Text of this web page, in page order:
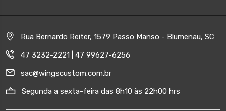
Rua Bernardo Reiter, 1579 Passo Manso - Blumenau, SC
47 3232-2221 | 47 99627-6256
sac@wingscustom.com.br
Segunda a sexta-feira das 8h10 às 22h00 hrs